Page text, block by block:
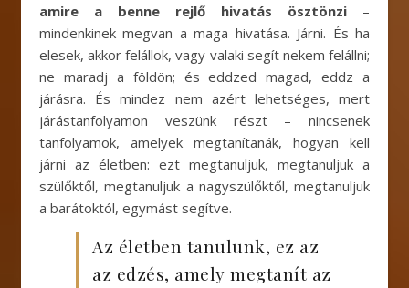
amire a benne rejlő hivatás ösztönzi –
mindenkinek megvan a maga hivatása. Járni. És ha
elesek, akkor felállok, vagy valaki segít nekem felállni;
ne maradj a földön; és eddzed magad, eddz a
járásra. És mindez nem azért lehetséges, mert
járástanfolyamon veszünk részt – nincsenek
tanfolyamok, amelyek megtanítanák, hogyan kell
járni az életben: ezt megtanuljuk, megtanuljuk a
szülőktől, megtanuljuk a nagyszülőktől, megtanuljuk
a barátoktól, egymást segítve.
Az életben tanulunk, ez az
az edzés, amely megtanít az